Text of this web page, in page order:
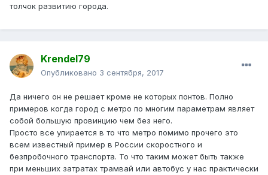
толчок развитию города.
Krendel79
Опубликовано 3 сентября, 2017
Да ничего он не решает кроме не которых понтов. Полно
примеров когда город с метро по многим параметрам являет
собой большую провинцию чем без него.
Просто все упирается в то что метро помимо прочего это
всем известный пример в России скоростного и
безпробочного транспорта. То что таким может быть также
при меньших затратах трамвай или автобус у нас практически